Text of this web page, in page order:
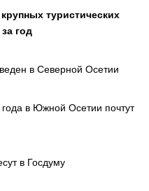
туристических
год
в Северной Осетии
в Южной Осетии почтут
в Госдуму